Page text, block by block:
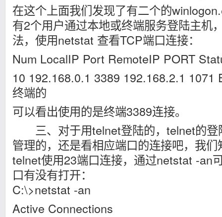
在这个上面我们发现了有二个的
有2个用户通过本地或终端服务登陆主机
法，使用netstat 查看TCP端口连接：
Num LocalIP Port RemoteIP PORT
10 192.168.0.1 3389 192.168.2.1 1071
终端的
可以看出使用的是终端3389连接。
三、对于用telnet登陆的，telnet的登
管理的，还是看相应端口的连接吧，我
telnet使用23端口连接，通过netstat -an
口有没有打开：
C:\>netstat -an
Active Connections